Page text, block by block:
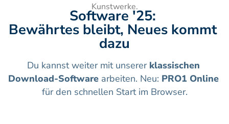
Kunstwerke.
Software '25:
Bewährtes bleibt, Neues kommt
dazu
Du kannst weiter mit unserer klassischen
Download-Software arbeiten. Neu: PRO1 Online
für den schnellen Start im Browser.